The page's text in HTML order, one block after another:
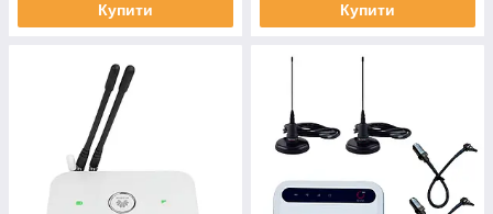
Купити Купити